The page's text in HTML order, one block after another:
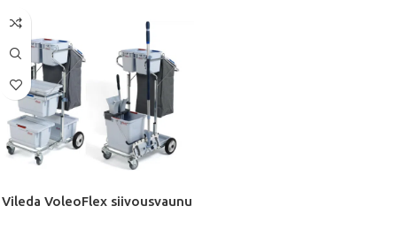
Vileda VoleoFlex siivousvaunu